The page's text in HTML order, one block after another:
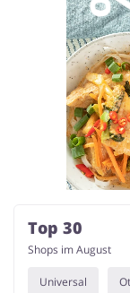
Top 30
Shops im August
Universal